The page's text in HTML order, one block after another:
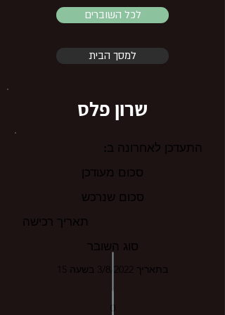
לכל השוברים
למסך הבית
שרון פלס
התעדכן לאחרונה ב:
סכום מעודכן
סכום שנרכש
תאריך רכישה
סוג השובר
בתאריך 3/8/2022 בשעה 15
0